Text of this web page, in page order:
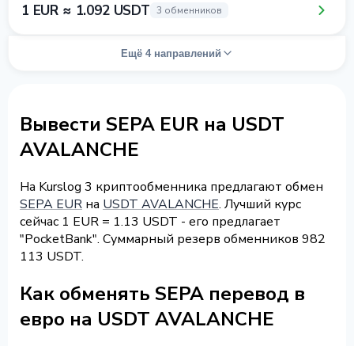
1 EUR ≈ 1.092 USDT 3 обменников
Ещё 4 направлений
Вывести SEPA EUR на USDT
AVALANCHE
На Kurslog 3 криптообменника предлагают обмен
SEPA EUR на USDT AVALANCHE. Лучший курс
сейчас 1 EUR = 1.13 USDT - его предлагает
"PocketBank". Суммарный резерв обменников 982
113 USDT.
Как обменять SEPA перевод в
евро на USDT AVALANCHE